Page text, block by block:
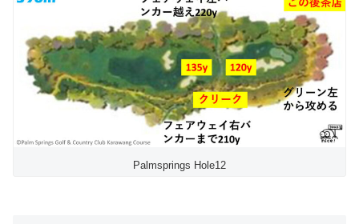
Palmsprings Hole12